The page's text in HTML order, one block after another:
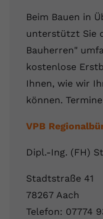
Beim Bauen in
unterstützt Sie
Bauherren"
kostenlose
Ihnen, wie wir
können.
VPB
Dipl.-Ing. (FH)
Stadtstraße 41
78267 Aach
Telefon: 07774